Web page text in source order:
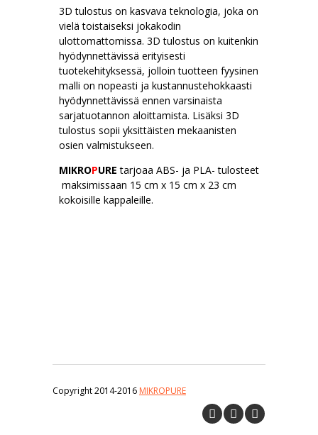
3D tulostus on kasvava teknologia, joka on
vielä toistaiseksi jokakodin
ulottomattomissa. 3D tulostus on kuitenkin
hyödynnettävissä erityisesti
tuotekehityksessä, jolloin tuotteen fyysinen
malli on nopeasti ja kustannustehokkaasti
hyödynnettävissä ennen varsinaista
sarjatuotannon aloittamista. Lisäksi 3D
tulostus sopii yksittäisten mekaanisten
osien valmistukseen.
MIKROPURE tarjoaa ABS- ja PLA- tulosteet
maksimissaan 15 cm x 15 cm x 23 cm
kokoisille kappaleille.
Copyright 2014-2016 MIKROPURE